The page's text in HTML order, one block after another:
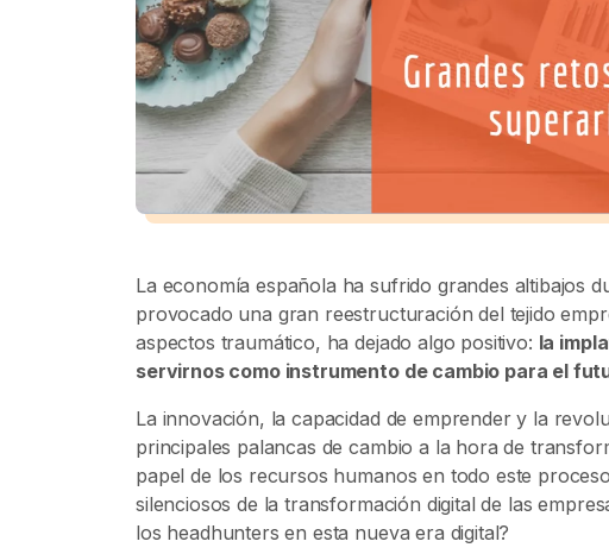
La economía española ha sufrido grandes altibajos
provocado una gran reestructuración del tejido
aspectos traumático, ha dejado algo positivo: la
servirnos como instrumento de cambio para el
La innovación, la capacidad de emprender y la
principales palancas de cambio a la hora de
papel de los recursos humanos en todo este
silenciosos de la transformación digital de las
los headhunters en esta nueva era digital?